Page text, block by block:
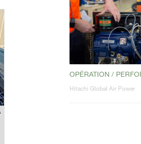
OPÉRATION /
Hitachi Global Air Power